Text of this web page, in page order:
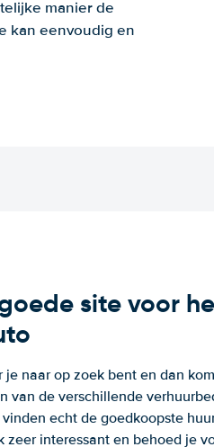
manier de
kan eenvoudig en
site voor
naar op zoek bent en dan
van de verschillende
echt de goedkoopste
zeer interessant en behoed je